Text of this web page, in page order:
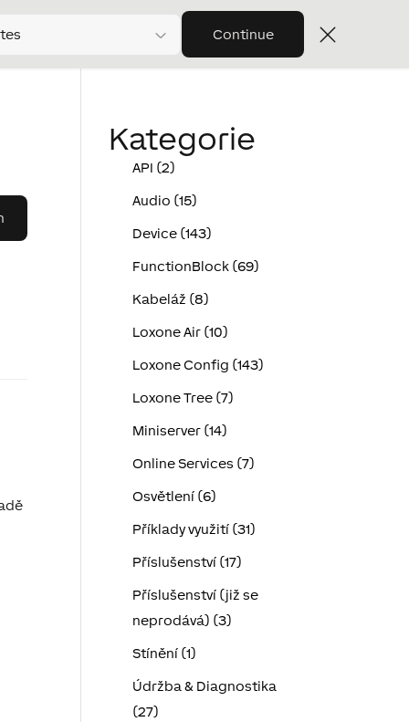
Continue
Kategorie
API (2)
Audio (15)
Device (143)
FunctionBlock (69)
Kabeláž (8)
Loxone Air (10)
Loxone Config (143)
Loxone Tree (7)
Miniserver (14)
Online Services (7)
Osvětlení (6)
Příklady využití (31)
Příslušenství (17)
Příslušenství (již se
neprodává) (3)
Stínění (1)
Údržba & Diagnostika
(27)